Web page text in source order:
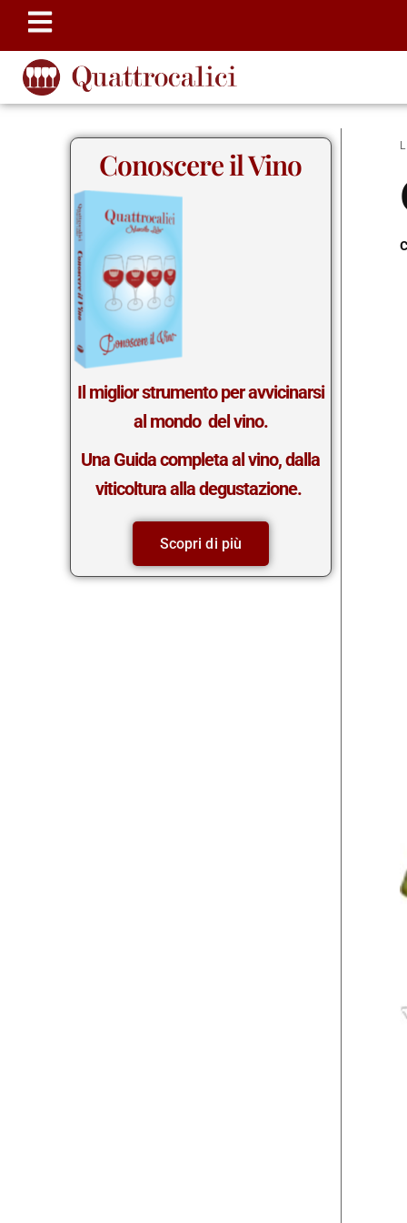
Conoscere il Vino
Il miglior strumento per avvicinarsi
al mondo del vino.
Una Guida completa al vino, dalla
viticoltura alla degustazione.
Scopri di più